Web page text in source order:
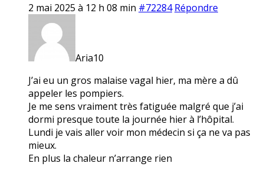
2 mai 2025 à 12 h 08 min #72284 Répondre
Aria10
J’ai eu un gros malaise vagal hier, ma mère a dû
appeler les pompiers.
Je me sens vraiment très fatiguée malgré que j’ai
dormi presque toute la journée hier à l’hôpital.
Lundi je vais aller voir mon médecin si ça ne va pas
mieux.
En plus la chaleur n’arrange rien